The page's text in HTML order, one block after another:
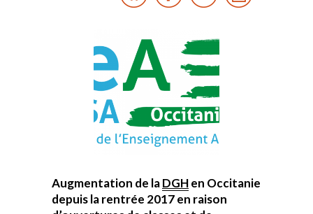
Augmentation de laDGHen Occitanie
depuis la rentrée 2017 en raison